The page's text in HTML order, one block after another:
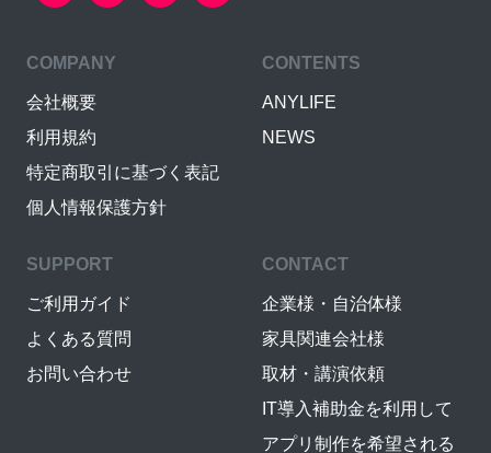
COMPANY
会社概要
利用規約
特定商取引に基づく表記
個人情報保護方針
CONTENTS
ANYLIFE
NEWS
SUPPORT
ご利用ガイド
よくある質問
お問い合わせ
CONTACT
企業様・自治体様
家具関連会社様
取材・講演依頼
IT導入補助金を利用して
アプリ制作を希望される